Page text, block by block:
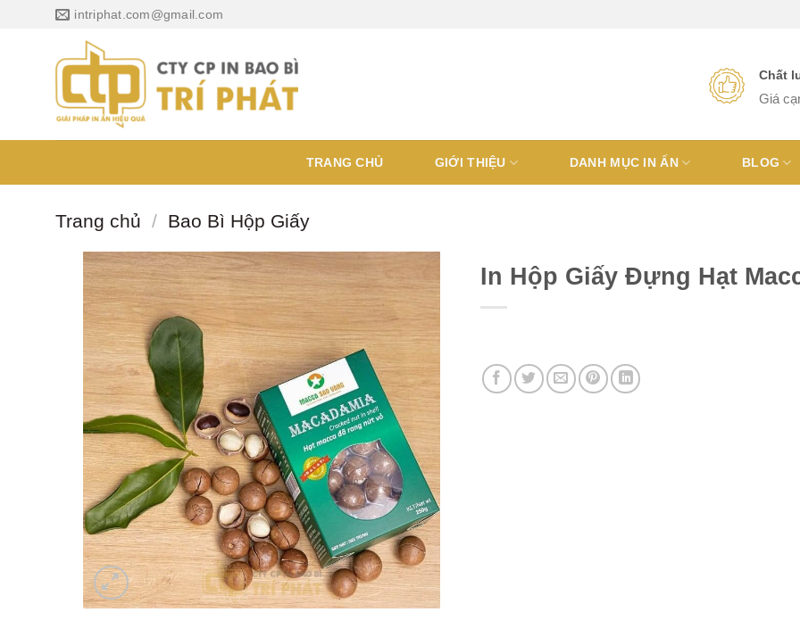
intriphat.com@gmail.com
Chất
Giá
TRANG CHỦ GIỚI THIỆU DANH MỤC IN ẤN BLOG
Trang chủ / Bao Bì Hộp Giấy
In Hộp Giấy Đựng Hạt